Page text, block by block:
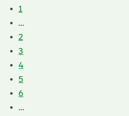
1
...
2
3
4
5
6
...